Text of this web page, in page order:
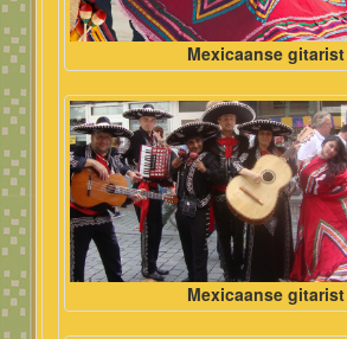
Mexicaanse gitarist
Mexicaanse gitarist